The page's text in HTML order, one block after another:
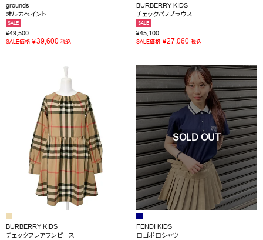
grounds
オルカペイント
SALE
¥49,500
SALE価格 ¥39,600 税込
BURBERRY KIDS
チェックパフブラウス
SALE
¥45,100
SALE価格 ¥27,060 税込
BURBERRY KIDS
チェックフレアワンピース
FENDI KIDS
ロゴポロシャツ